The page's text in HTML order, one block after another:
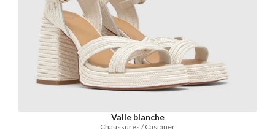
Valle blanche
Chaussures / Castaner